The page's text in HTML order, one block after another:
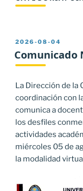
PUBLICADO
EL
2026-08-04
Comunicado
La Dirección de la
coordinación con
comunica a
los desfiles
actividades
miércoles 05 de
la modalidad